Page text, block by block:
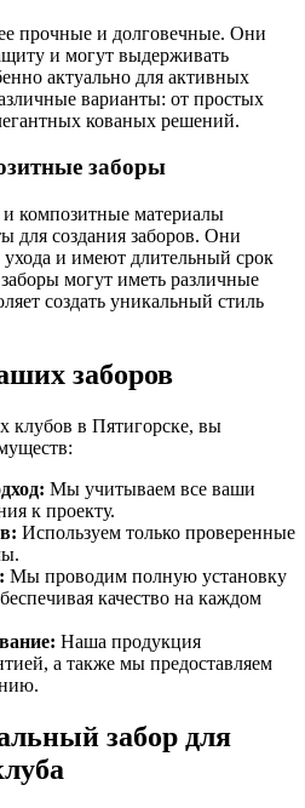
прочные и долговечные. Они
и могут выдерживать
актуально для активных
варианты: от простых
кованых решений.
заборы
композитные материалы
для создания заборов. Они
ухода и имеют длительный срок
могут иметь различные
создать уникальный стиль
заборов
клубов в Пятигорске, вы
Мы учитываем все ваши
к проекту.
Используем только проверенные
Мы проводим полную установку
качество на каждом
Наша продукция
а также мы предоставляем
забор для